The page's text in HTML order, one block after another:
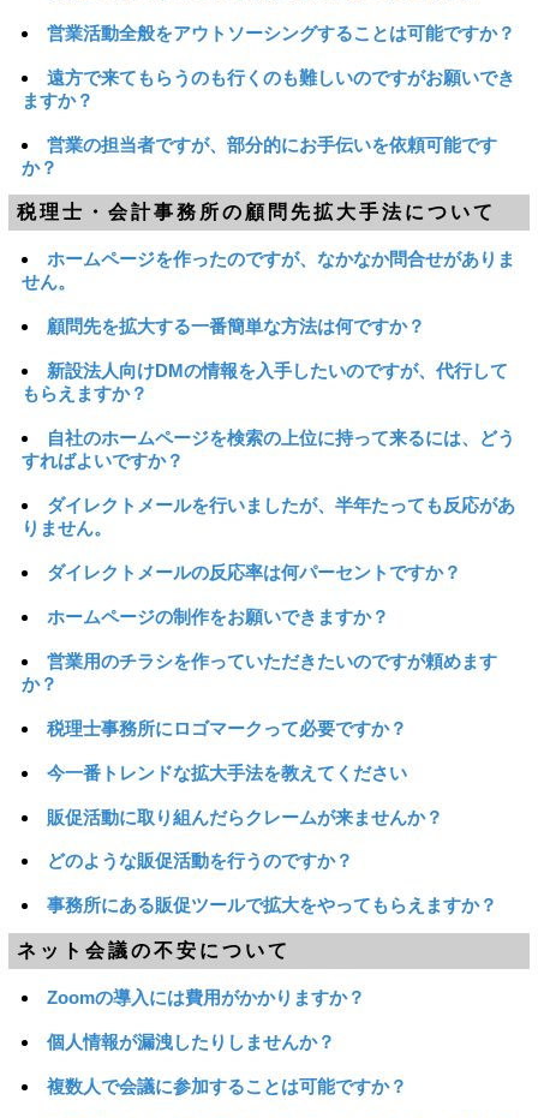
営業活動全般をアウトソーシングすることは可能ですか？
遠方で来てもらうのも行くのも難しいのですがお願いでき
ますか？
営業の担当者ですが、部分的にお手伝いを依頼可能です
か？
税理士・会計事務所の顧問先拡大手法について
ホームページを作ったのですが、なかなか問合せがありま
せん。
顧問先を拡大する一番簡単な方法は何ですか？
新設法人向けDMの情報を入手したいのですが、代行して
もらえますか？
自社のホームページを検索の上位に持って来るには、どう
すればよいですか？
ダイレクトメールを行いましたが、半年たっても反応があ
りません。
ダイレクトメールの反応率は何パーセントですか？
ホームページの制作をお願いできますか？
営業用のチラシを作っていただきたいのですが頼めます
か？
税理士事務所にロゴマークって必要ですか？
今一番トレンドな拡大手法を教えてください
販促活動に取り組んだらクレームが来ませんか？
どのような販促活動を行うのですか？
事務所にある販促ツールで拡大をやってもらえますか？
ネット会議の不安について
Zoomの導入には費用がかかりますか？
個人情報が漏洩したりしませんか？
複数人で会議に参加することは可能ですか？